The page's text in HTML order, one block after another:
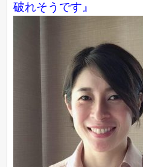
破れそうです』